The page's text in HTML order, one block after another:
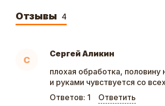
Отзывы 4
С
Сергей Аликин
плохая обработка,
и руками чувствуется со
Ответов: 1 Ответить